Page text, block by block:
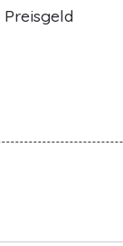
Preisgeld